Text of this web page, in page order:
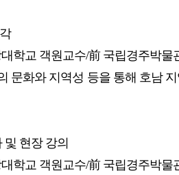
학교 객원교수/前 국립경주박물
문화와 지역성 등을 통해 호남
및 현장 강의
학교 객원교수/前 국립경주박물